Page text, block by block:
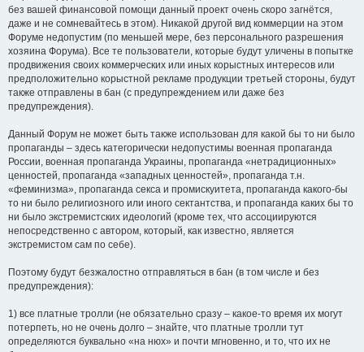
без вашей финансовой помощи данный проект очень скоро загнётся,
даже и не сомневайтесь в этом). Никакой другой вид коммерции на этом
Форуме недопустим (по меньшей мере, без персонального разрешения
хозяина Форума). Все те пользователи, которые будут уличены в попытке
продвижения своих коммерческих или иных корыстных интересов или
предположительно корыстной рекламе продукции третьей стороны, будут
также отправлены в бан (с предупреждением или даже без
предупреждения).
Данный Форум не может быть также использован для какой бы то ни было
пропаганды – здесь категорически недопустимы военная пропаганда
России, военная пропаганда Украины, пропаганда «нетрадиционных»
ценностей, пропаганда «западных ценностей», пропаганда т.н.
«феминизма», пропаганда секса и промискуитета, пропаганда какого-бы
то ни было религиозного или иного сектантства, и пропаганда каких бы то
ни было экстремистских идеологий (кроме тех, что ассоциируются
непосредственно с автором, который, как известно, является
экстремистом сам по себе).
Поэтому будут безжалостно отправляться в бан (в том числе и без
предупреждения):
1) все платные тролли (не обязательно сразу – какое-то время их могут
потерпеть, но не очень долго – знайте, что платные тролли тут
определяются буквально «на нюх» и почти мгновенно, и то, что их не